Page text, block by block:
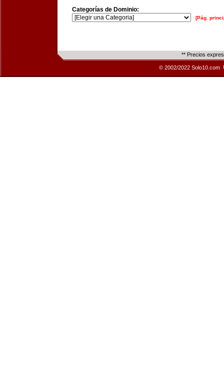
Categorías de Dominio:
[Pág.
** Precios
© 2002/2022 Solo10.com